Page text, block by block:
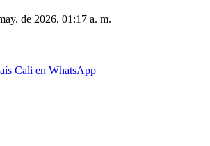
de 2026, 01:17 a. m.
Cali en WhatsApp